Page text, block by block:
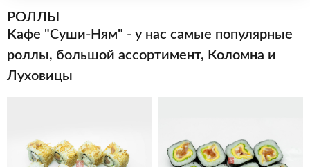
РОЛЛЫ
Кафе "Суши-Ням" - у нас самые популярные
роллы, большой ассортимент, Коломна и
Луховицы